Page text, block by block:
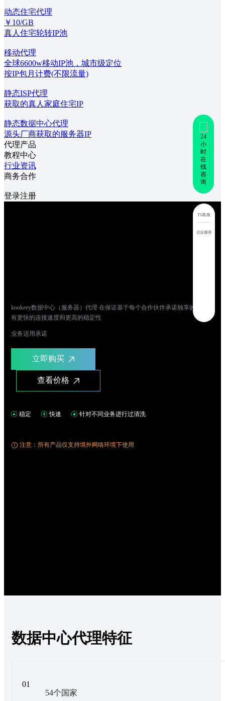
动态住宅代理
￥10/GB
真人住宅轮转IP池
移动代理
全球6600w移动IP池，城市级定位
按IP包月计费(不限流量)
静态ISP代理
获取的真人家庭住宅IP
静态数据中心代理
源头厂商获取的服务器IP
代理产品
教程中心
行业资讯
商务合作
登录注册
kookeey数据中心（服务器）代理 在保证基于每个合作伙伴承诺独享的同时具
有更快的连接速度和更高的稳定性
业务适用承诺
立即购买
查看价格
稳定 快速 针对不同业务进行过清洗
注意：所有产品仅支持境外网络环境下使用
数据中心代理特征
01
54个国家
24
小
时
在
线
咨
询
TG客服
企业服务